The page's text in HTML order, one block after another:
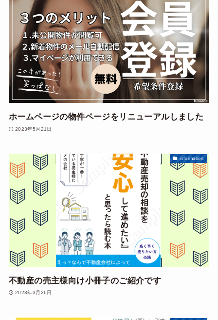
ホームページの物件ページをリニューアルしました
2023年5月21日
information
不動産の売主様向け小冊子のご紹介です
2023年3月26日